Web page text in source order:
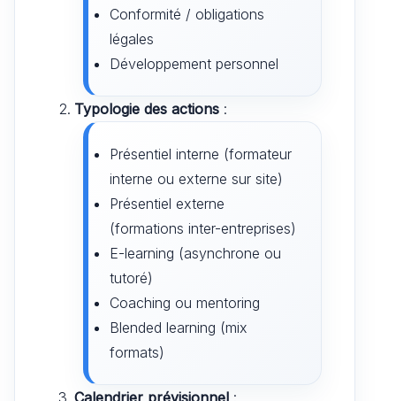
Conformité / obligations
légales
Développement personnel
Typologie des actions :
Présentiel interne (formateur
interne ou externe sur site)
Présentiel externe
(formations inter-entreprises)
E-learning (asynchrone ou
tutoré)
Coaching ou mentoring
Blended learning (mix
formats)